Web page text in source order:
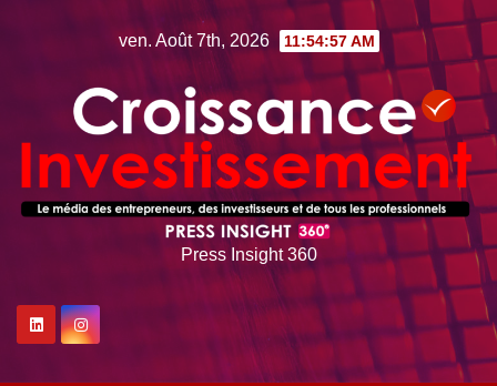
ven. Août 7th, 2026 11:54:58 AM
Press Insight 360